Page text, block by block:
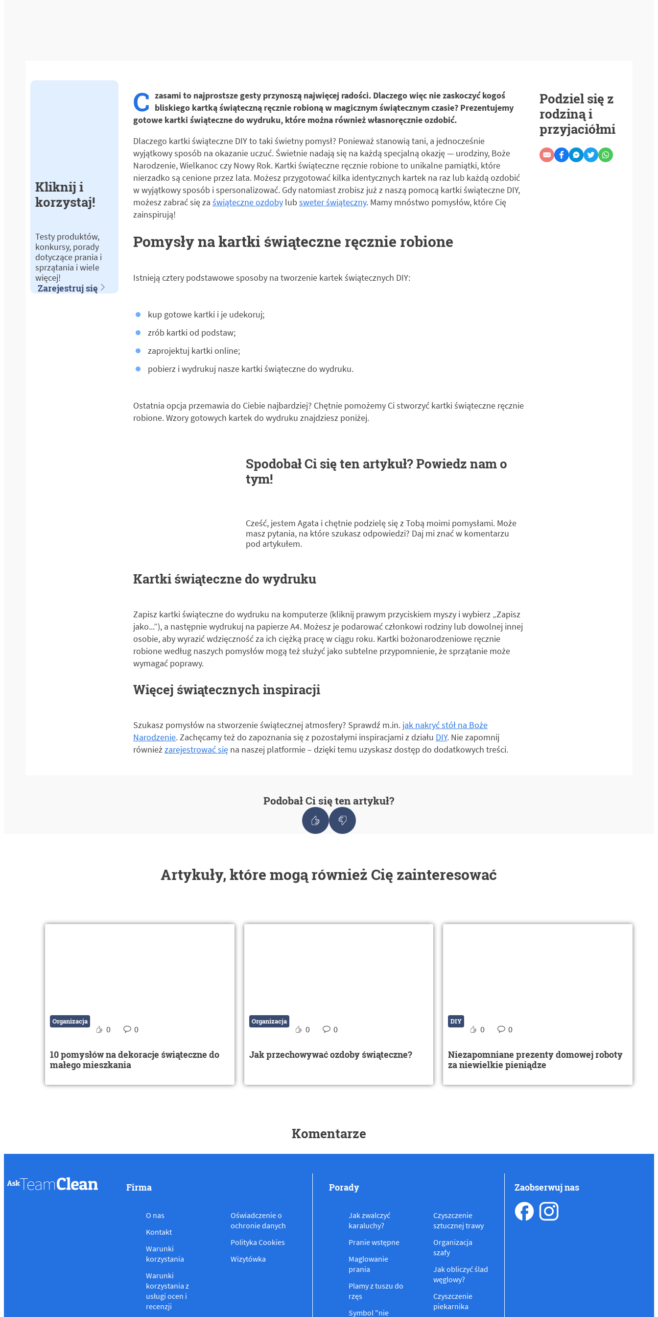
Kliknij i
korzystaj!
Testy produktów,
konkursy, porady
dotyczące prania i
sprzątania i wiele
więcej!
Zarejestruj się
C zasami to najprostsze gesty przynoszą najwięcej radości. Dlaczego więc nie zaskoczyć kogoś
bliskiego kartką świąteczną ręcznie robioną w magicznym świątecznym czasie? Prezentujemy
gotowe kartki świąteczne do wydruku, które można również własnoręcznie ozdobić.
Dlaczego kartki świąteczne DIY to taki świetny pomysł? Ponieważ stanowią tani, a jednocześnie
wyjątkowy sposób na okazanie uczuć. Świetnie nadają się na każdą specjalną okazję — urodziny, Boże
Narodzenie, Wielkanoc czy Nowy Rok. Kartki świąteczne ręcznie robione to unikalne pamiątki, które
nierzadko są cenione przez lata. Możesz przygotować kilka identycznych kartek na raz lub każdą ozdobić
w wyjątkowy sposób i spersonalizować. Gdy natomiast zrobisz już z naszą pomocą kartki świąteczne DIY,
możesz zabrać się za świąteczne ozdobylub sweter świąteczny. Mamy mnóstwo pomysłów, które Cię
zainspirują!
Pomysły na kartki świąteczne ręcznie robione
Istnieją cztery podstawowe sposoby na tworzenie kartek świątecznych DIY:
kup gotowe kartki i je udekoruj;
zrób kartki od podstaw;
zaprojektuj kartki online;
pobierz i wydrukuj nasze kartki świąteczne do wydruku.
Ostatnia opcja przemawia do Ciebie najbardziej? Chętnie pomożemy Ci stworzyć kartki świąteczne ręcznie
robione. Wzory gotowych kartek do wydruku znajdziesz poniżej.
Spodobał Ci się ten artykuł? Powiedz nam o
tym!
Cześć, jestem Agata i chętnie podzielę się z Tobą moimi pomysłami. Może
masz pytania, na które szukasz odpowiedzi? Daj mi znać w komentarzu
pod artykułem.
Kartki świąteczne do wydruku
Zapisz kartki świąteczne do wydruku na komputerze (kliknij prawym przyciskiem myszy i wybierz „Zapisz
jako...”), a następnie wydrukuj na papierze A4. Możesz je podarować członkowi rodziny lub dowolnej innej
osobie, aby wyrazić wdzięczność za ich ciężką pracę w ciągu roku. Kartki bożonarodzeniowe ręcznie
robione według naszych pomysłów mogą też służyć jako subtelne przypomnienie, że sprzątanie może
wymagać poprawy.
Więcej świątecznych inspiracji
Szukasz pomysłów na stworzenie świątecznej atmosfery? Sprawdź m.in. jak nakryć stół na Boże
Narodzenie. Zachęcamy też do zapoznania się z pozostałymi inspiracjami z działu DIY. Nie zapomnij
równieżzarejestrować sięna naszej platformie – dzięki temu uzyskasz dostęp do dodatkowych treści.
Podziel się z
rodziną i
przyjaciółmi
Podobał Ci się ten artykuł?
Artykuły, które mogą również Cię zainteresować
Organizacja
0 0
10 pomysłów na dekoracje świąteczne do
małego mieszkania
Organizacja
0 0
Jak przechowywać ozdoby świąteczne?
DIY
0 0
Niezapomniane prezenty domowej roboty
za niewielkie pieniądze
Komentarze
Firma
O nas
Kontakt
Warunki
korzystania
Warunki
korzystania z
usługi ocen i
recenzji
Oświadczenie o
ochronie danych
Polityka Cookies
Wizytówka
Porady
Jak zwalczyć
karaluchy?
Pranie wstępne
Maglowanie
prania
Plamy z tuszu do
rzęs
Symbol "nie
Czyszczenie
sztucznej trawy
Organizacja
szafy
Jak obliczyć ślad
węglowy?
Czyszczenie
piekarnika
Zaobserwuj nas